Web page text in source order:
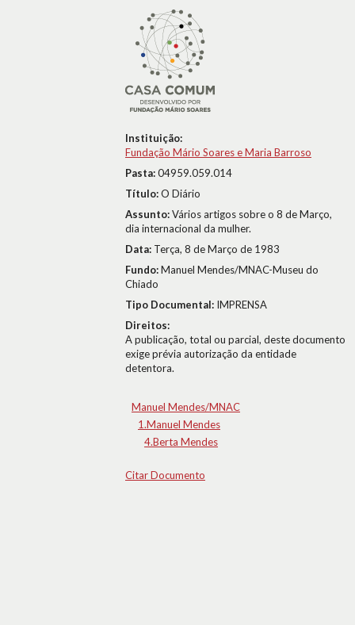
Instituição:
Fundação Mário Soares e Maria Barroso
Pasta:04959.059.014
Título:O Diário
Assunto:Vários artigos sobre o 8 de Março,
dia internacional da mulher.
Data: Terça, 8 de Março de 1983
Fundo:Manuel Mendes/MNAC-Museu do
Chiado
Tipo Documental: IMPRENSA
Direitos:
A publicação, total ou parcial, deste documento
exige prévia autorização da entidade
detentora.
Manuel Mendes/MNAC
1.Manuel Mendes
4.Berta Mendes
Citar Documento